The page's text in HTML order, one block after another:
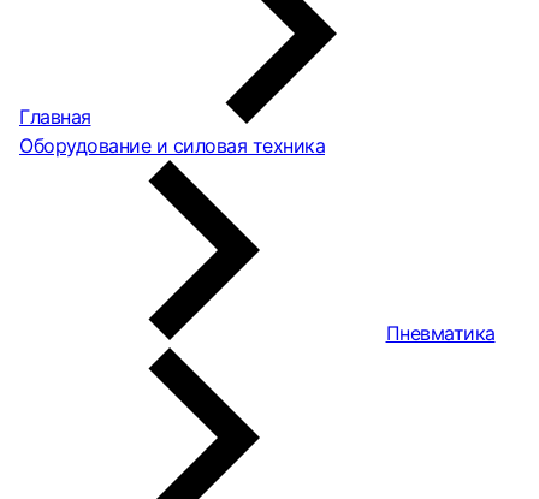
Главная
Оборудование и силовая техника
Пневматика